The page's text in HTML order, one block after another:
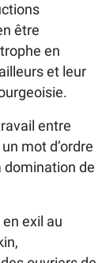
être
en
et leur
entre
mot d’ordre
domination de
exil au